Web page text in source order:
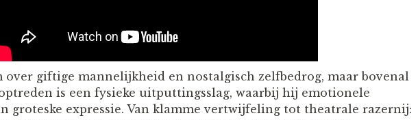
over giftige mannelijkheid en nostalgisch zelfbedrog, maar bovenal
is een fysieke uitputtingsslag, waarbij hij emotionele
groteske expressie. Van klamme vertwijfeling tot theatrale razernij: